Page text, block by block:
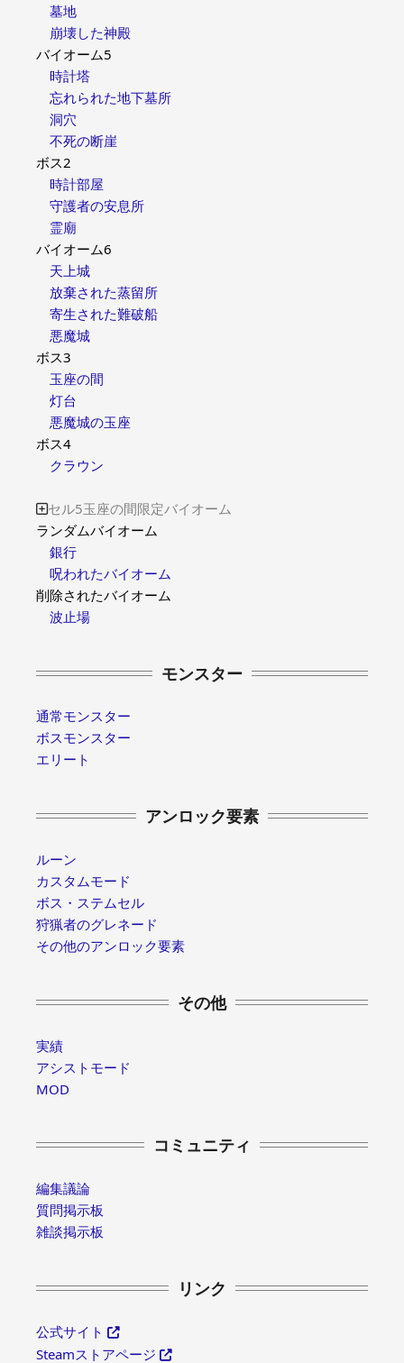
墓地
崩壊した神殿
バイオーム5
時計塔
忘れられた地下墓所
洞穴
不死の断崖
ボス2
時計部屋
守護者の安息所
霊廟
バイオーム6
天上城
放棄された蒸留所
寄生された難破船
悪魔城
ボス3
玉座の間
灯台
悪魔城の玉座
ボス4
クラウン
セル5玉座の間限定バイオーム
ランダムバイオーム
銀行
呪われたバイオーム
削除されたバイオーム
波止場
モンスター
通常モンスター
ボスモンスター
エリート
アンロック要素
ルーン
カスタムモード
ボス・ステムセル
狩猟者のグレネード
その他のアンロック要素
その他
実績
アシストモード
MOD
コミュニティ
編集議論
質問掲示板
雑談掲示板
リンク
公式サイト
Steamストアページ